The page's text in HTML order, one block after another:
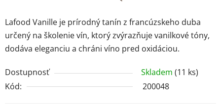
Lafood Vanille je prírodný tanín z francúzskeho duba
určený na školenie vín, ktorý zvýrazňuje vanilkové tóny,
dodáva eleganciu a chráni víno pred oxidáciou.
Dostupnosť Skladem (11 ks)
Kód:
200048